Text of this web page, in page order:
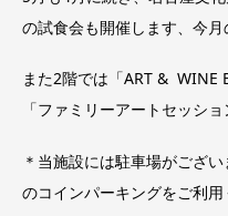
の試食会も開催します、今月
また2階では「ART & WINE
「ファミリーアートセッシ
＊当施設には駐車場がござ
のコインパーキングをご利用